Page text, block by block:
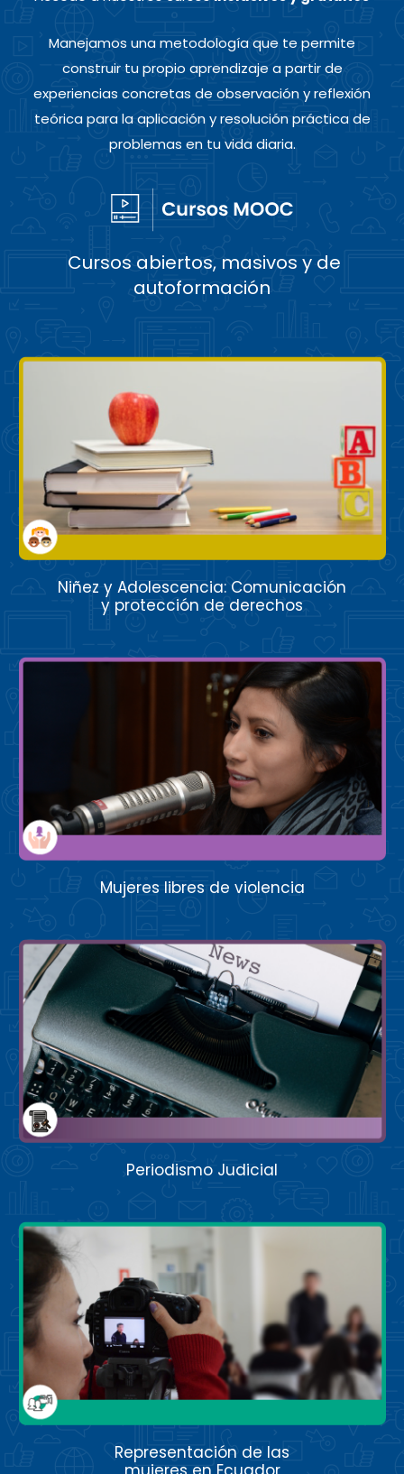
Manejamos una metodología que te permite
construir tu propio aprendizaje a partir de
experiencias concretas de observación y reflexión
teórica para la aplicación y resolución práctica de
problemas en tu vida diaria.
Cursos abiertos, masivos y de
autoformación
Niñez y Adolescencia: Comunicación
y protección de derechos
Mujeres libres de violencia
Periodismo Judicial
Representación de las